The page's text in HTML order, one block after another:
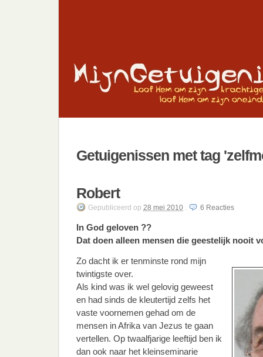
Getuigenissen met tag
Robert
Gepubliceerd op 28 mei 2010 . 6 Reacties
In God geloven ??
Dat doen alleen mensen die geestelijk nooit
Zo dacht ik er tenminste rond mijn
twintigste over.
Als kind was ik wel gelovig geweest
en had sinds de kleutertijd zelfs het
vaste voornemen gehad om de
mensen in Afrika van Jezus te gaan
vertellen. Op twaalfjarige leeftijd ben ik
dan ook naar het kleinseminarie